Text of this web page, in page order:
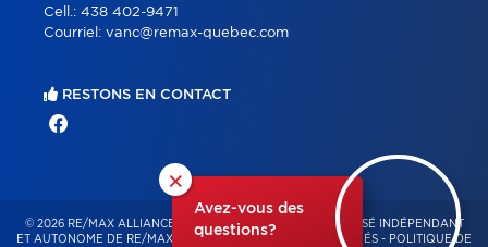
×
Avez-vous des
questions?
Cell.: 438 402-9471
Courriel: vanc@remax-quebec.com
RESTONS EN CONTACT
© 2026 RE/MAX ALLIANCE & PRO-COMMERCIAL – FRANCHISÉ INDÉPENDANT
ET AUTONOME DE RE/MAX QUÉBEC – TOUS DROITS RÉSERVÉS - POLITIQUE DE